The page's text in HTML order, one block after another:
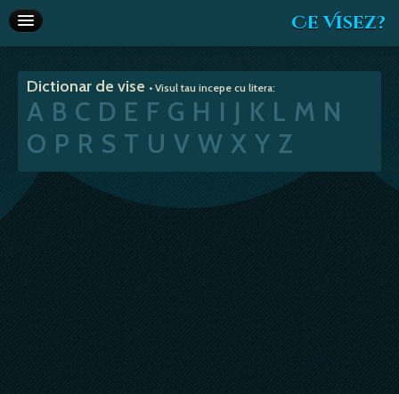
Ce Visez?
Interpretare vise
Articole
Va recomandam
Dictionar de vise • Visul tau incepe cu litera:
A B C D E F G H I J K L M N
O P R S T U V W X Y Z